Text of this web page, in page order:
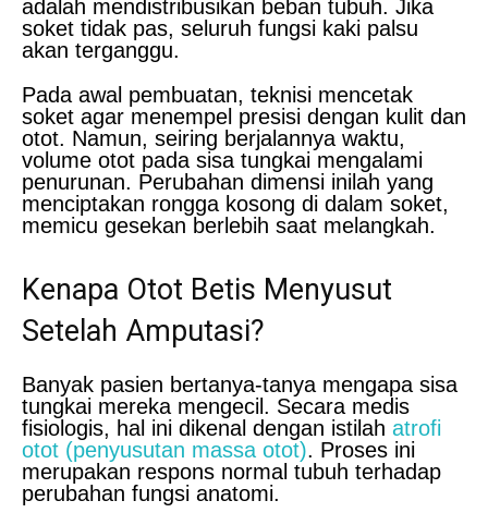
adalah mendistribusikan beban tubuh. Jika
soket tidak pas, seluruh fungsi kaki palsu
akan terganggu.
Pada awal pembuatan, teknisi mencetak
soket agar menempel presisi dengan kulit dan
otot. Namun, seiring berjalannya waktu,
volume otot pada sisa tungkai mengalami
penurunan. Perubahan dimensi inilah yang
menciptakan rongga kosong di dalam soket,
memicu gesekan berlebih saat melangkah.
Kenapa Otot Betis Menyusut
Setelah Amputasi?
Banyak pasien bertanya-tanya mengapa sisa
tungkai mereka mengecil. Secara medis
fisiologis, hal ini dikenal dengan istilah atrofi
otot (penyusutan massa otot). Proses ini
merupakan respons normal tubuh terhadap
perubahan fungsi anatomi.